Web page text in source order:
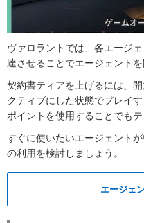
ヴァロラントでは、各エージ
達させることでエージェント
契約書ティアを上げるには、
クティブにした状態でプレイ
ポイントを使用することでも
すぐに使いたいエージェント
の利用を検討しましょう。
エージェ